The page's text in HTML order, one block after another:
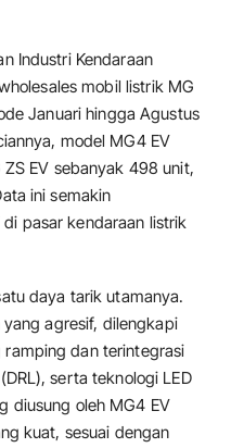
Industri Kendaraan
mobil listrik MG
Januari hingga Agustus
model MG4 EV
EV sebanyak 498 unit,
ini semakin
pasar kendaraan listrik
daya tarik utamanya.
agresif, dilengkapi
ramping dan terintegrasi
serta teknologi LED
diusung oleh MG4 EV
kuat, sesuai dengan